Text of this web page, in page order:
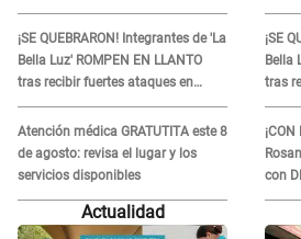
¡SE QUEBRARON! Integrantes de 'La
Bella Luz' ROMPEN EN LLANTO
tras recibir fuertes ataques en
redes por DENUNCIA de acoso
contra Naldy Saldaña
Atención médica GRATUTITA este 8
de agosto: revisa el lugar y los
servicios disponibles
¡SE
Bella
tras
redes
¡CON
con
Actualidad